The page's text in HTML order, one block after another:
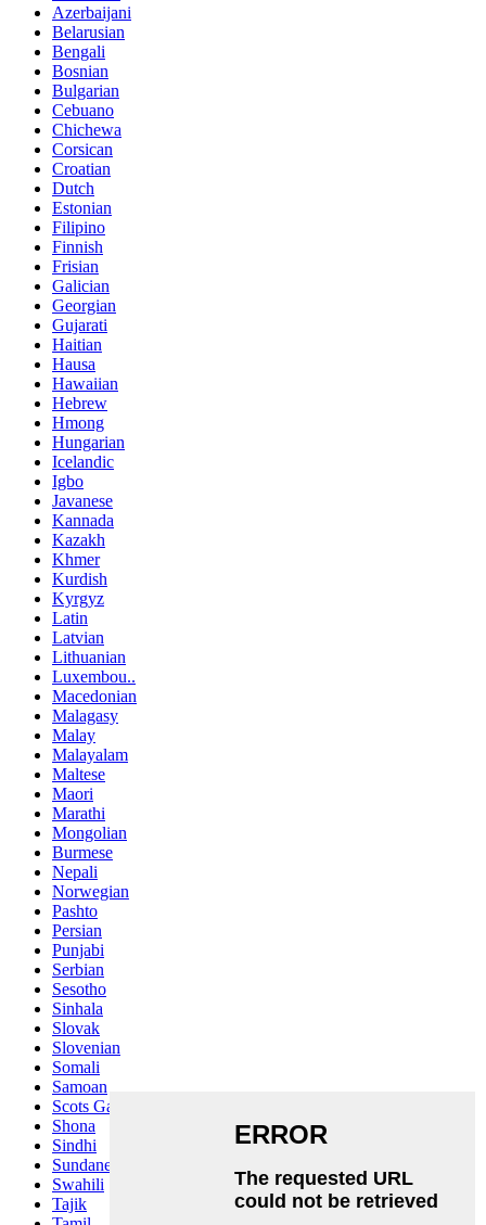
Azerbaijani
Belarusian
Bengali
Bosnian
Bulgarian
Cebuano
Chichewa
Corsican
Croatian
Dutch
Estonian
Filipino
Finnish
Frisian
Galician
Georgian
Gujarati
Haitian
Hausa
Hawaiian
Hebrew
Hmong
Hungarian
Icelandic
Igbo
Javanese
Kannada
Kazakh
Khmer
Kurdish
Kyrgyz
Latin
Latvian
Lithuanian
Luxembou..
Macedonian
Malagasy
Malay
Malayalam
Maltese
Maori
Marathi
Mongolian
Burmese
Nepali
Norwegian
Pashto
Persian
Punjabi
Serbian
Sesotho
Sinhala
Slovak
Slovenian
Somali
Samoan
Scots Gaelic
Shona
Sindhi
Sundanese
Swahili
Tajik